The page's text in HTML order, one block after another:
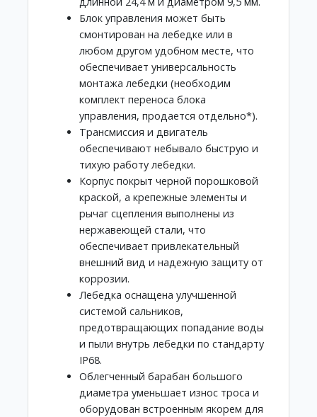
Блок управления может быть
смонтирован на лебедке или в
любом другом удобном месте, что
обеспечивает универсальность
монтажа лебедки (необходим
комплект переноса блока
управления, продается отдельно*).
Трансмиссия и двигатель
обеспечивают небывало быструю и
тихую работу лебедки.
Корпус покрыт черной порошковой
краской, а крепежные элементы и
рычаг сцепления выполнены из
нержавеющей стали, что
обеспечивает привлекательный
внешний вид и надежную защиту от
коррозии.
Лебедка оснащена улучшенной
системой сальников,
предотвращающих попадание воды
и пыли внутрь лебедки по стандарту
IP68.
Облегченный барабан большого
диаметра уменьшает износ троса и
оборудован встроенным якорем для